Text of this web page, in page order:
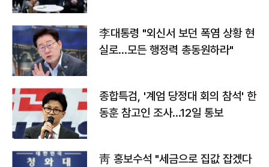
李대통령 "외신서 보던 폭염 상황 현
실로…모든 행정력 총동원하라"
종합특검, '계엄 당정대 회의 참석' 한
동훈 참고인 조사...12일 통보
靑 홍보수석 "세금으로 집값 잡겠다